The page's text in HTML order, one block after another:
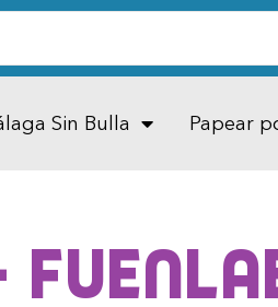
Sin Bulla Papear